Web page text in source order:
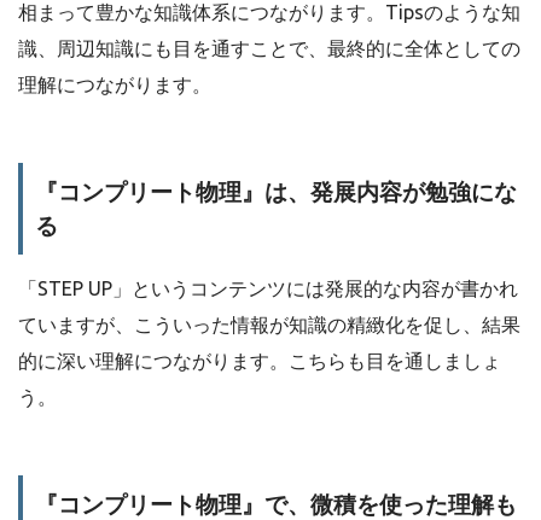
相まって豊かな知識体系につながります。Tipsのような知
識、周辺知識にも目を通すことで、最終的に全体としての
理解につながります。
『コンプリート物理』は、発展内容が勉強にな
る
「STEP UP」というコンテンツには発展的な内容が書かれ
ていますが、こういった情報が知識の精緻化を促し、結果
的に深い理解につながります。こちらも目を通しましょ
う。
『コンプリート物理』で、微積を使った理解も